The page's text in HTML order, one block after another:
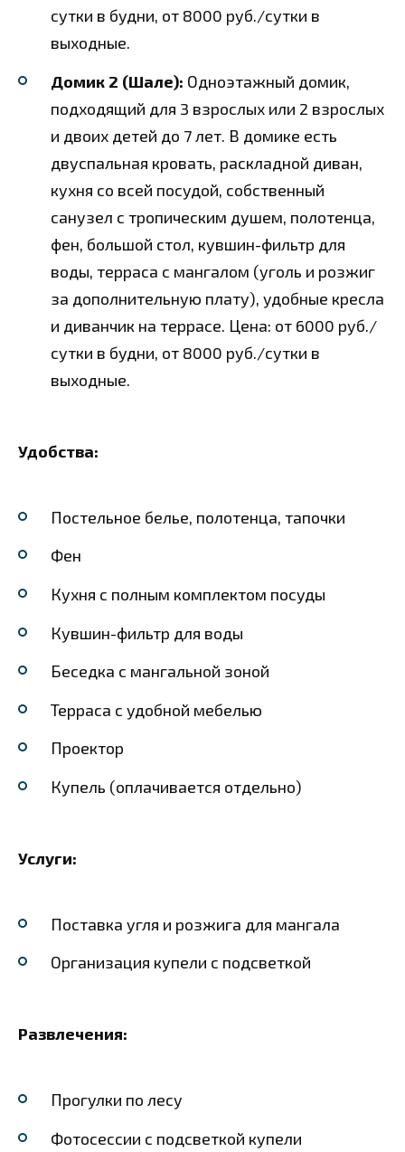
сутки в будни, от 8000 руб./сутки в
выходные.
Домик 2 (Шале): Одноэтажный домик,
подходящий для 3 взрослых или 2 взрослых
и двоих детей до 7 лет. В домике есть
двуспальная кровать, раскладной диван,
кухня со всей посудой, собственный
санузел с тропическим душем, полотенца,
фен, большой стол, кувшин-фильтр для
воды, терраса с мангалом (уголь и розжиг
за дополнительную плату), удобные кресла
и диванчик на террасе. Цена: от 6000 руб./
сутки в будни, от 8000 руб./сутки в
выходные.
Удобства:
Постельное белье, полотенца, тапочки
Фен
Кухня с полным комплектом посуды
Кувшин-фильтр для воды
Беседка с мангальной зоной
Терраса с удобной мебелью
Проектор
Купель (оплачивается отдельно)
Услуги:
Поставка угля и розжига для мангала
Организация купели с подсветкой
Развлечения:
Прогулки по лесу
Фотосессии с подсветкой купели